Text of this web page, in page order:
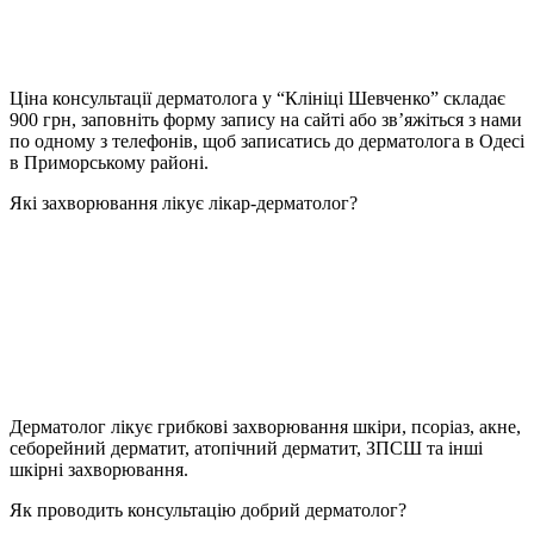
Ціна консультації дерматолога у “Клініці Шевченко” складає
900 грн, заповніть форму запису на сайті або зв’яжіться з нами
по одному з телефонів, щоб записатись до дерматолога в Одесі
в Приморському районі.
Які захворювання лікує лікар-дерматолог?
Дерматолог лікує грибкові захворювання шкіри, псоріаз, акне,
себорейний дерматит, атопічний дерматит, ЗПСШ та інші
шкірні захворювання.
Як проводить консультацію добрий дерматолог?